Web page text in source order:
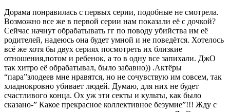
Дорама понравилась с первых серии, подобные не смотрела.
Возможно все же в первой серии нам показали её с дочкой?
Сейчас начнут обрабатывать гг по поводу убийства им её
родителей, надеюсь она будет умной и не поведётся. Хотелось
всё же хотя бы двух сериях посмотреть их близкие
отношения,потом и ребенок, а то в одну все запихали. ДжО
так хитро её обрабатывал, было забавно)) .Актёры
“пара”злодеев мне нравятся, но не сочувствую им совсем, так
хладнокровно убивает людей. Думаю, для них не будет
счастливого конца. Ох уж эти секты и культы, как было
сказано-” Какое прекрасное коллективное безумие”!!! Жду с